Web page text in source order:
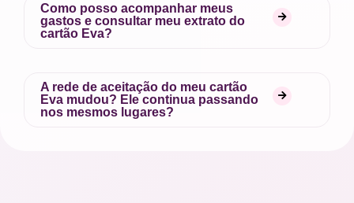
Como posso acompanhar meus
gastos e consultar meu extrato do
cartão Eva?
A rede de aceitação do meu cartão
Eva mudou? Ele continua passando
nos mesmos lugares?